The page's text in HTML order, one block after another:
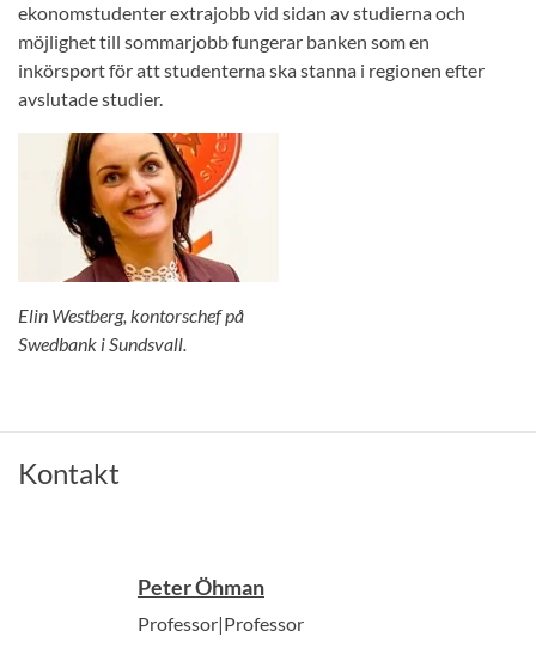
ekonomstudenter extrajobb vid sidan av studierna och
möjlighet till sommarjobb fungerar banken som en
inkörsport för att studenterna ska stanna i regionen efter
avslutade studier.
Elin Westberg, kontorschef på
Swedbank i Sundsvall.
Kontakt
Peter Öhman
Professor|Professor